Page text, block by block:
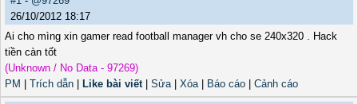
26/10/2012 18:17
Ai cho mìng xin gamer read football manager vh cho se 240x320 . Hack
tiền càn tốt
(Unknown / No Data - 97269)
PM
Trích dẫn Like bài viết| Sửa| Xóa| Báo cáo Cảnh cáo